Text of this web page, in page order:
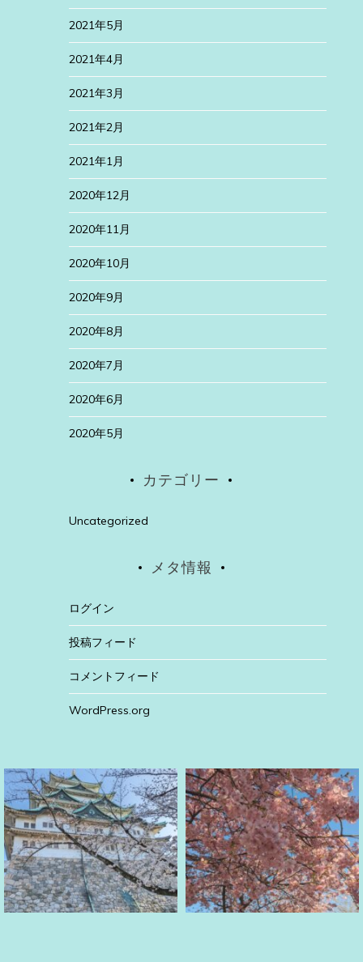
2021年5月
2021年4月
2021年3月
2021年2月
2021年1月
2020年12月
2020年11月
2020年10月
2020年9月
2020年8月
2020年7月
2020年6月
2020年5月
カテゴリー
Uncategorized
メタ情報
ログイン
投稿フィード
コメントフィード
WordPress.org